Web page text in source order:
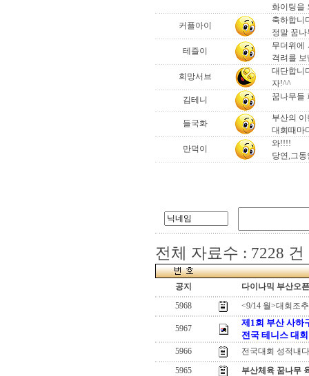
화이팅을
커플아이
축하합니
정말 꿈
테즐이
무더위에
격려를
희망서브
대단합니
자!^^
김테니
꿈나무들
들국화
부산의
대회때마
만덕이
와!!!!
당연,그
전체 자료수 : 7228 건
공지
다이나믹 부산오
5968
<9/14 월>대회조
5967
제1회 부산 사하
전국 테니스 대
5966
전국대회 성적내
5965
부산체육 꿈나무